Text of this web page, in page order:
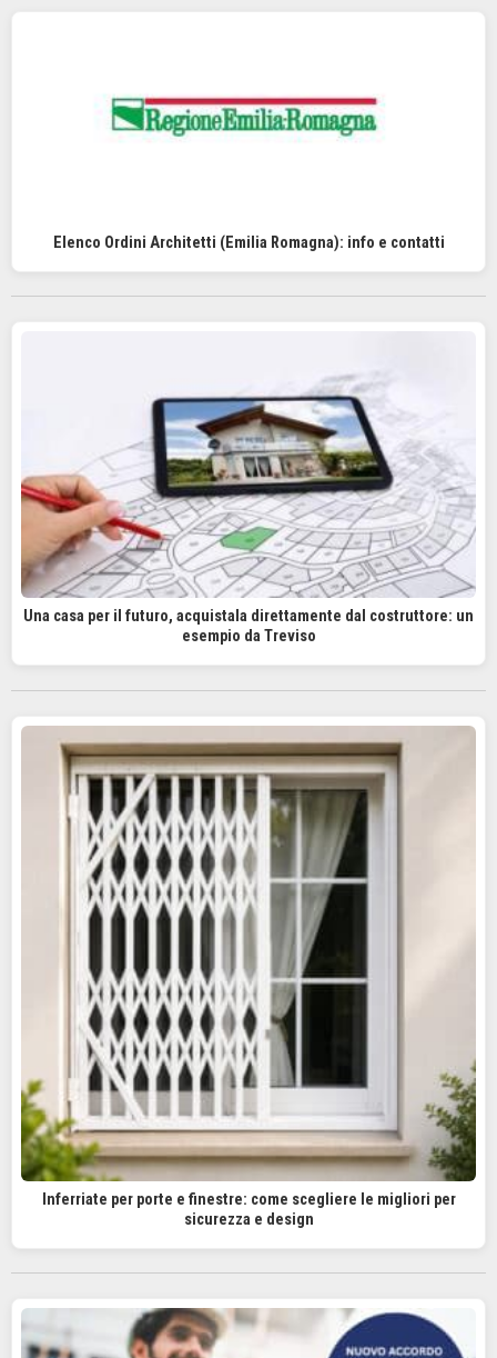
Elenco Ordini Architetti (Emilia Romagna): info e contatti
Una casa per il futuro, acquistala direttamente dal costruttore: un
esempio da Treviso
Inferriate per porte e finestre: come scegliere le migliori per
sicurezza e design